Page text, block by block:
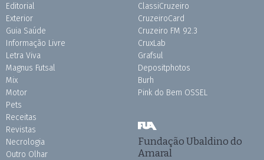
Editorial
Exterior
Guia Saúde
Informação Livre
Letra Viva
Magnus Futsal
Mix
Motor
Pets
Receitas
Revistas
Necrologia
Outro Olhar
ClassiCruzeiro
CruzeiroCard
Cruzeiro FM 92.3
CruxLab
Grafsul
Depositphotos
Burh
Pink do Bem OSSEL
Fundação Ubaldino do
Amaral